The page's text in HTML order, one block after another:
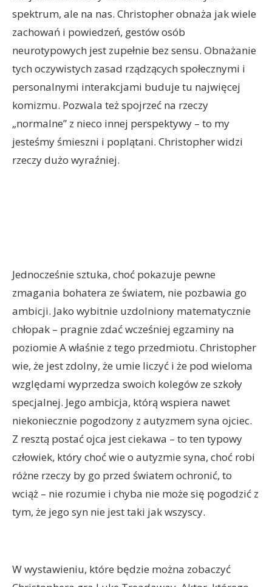
spektrum, ale na nas. Christopher obnaża jak wiele
zachowań i powiedzeń, gestów osób
neurotypowych jest zupełnie bez sensu. Obnażanie
tych oczywistych zasad rządzących społecznymi i
personalnymi interakcjami buduje tu najwięcej
komizmu. Pozwala też spojrzeć na rzeczy
„normalne” z nieco innej perspektywy – to my
jesteśmy śmieszni i poplątani. Christopher widzi
rzeczy dużo wyraźniej.
Jednocześnie sztuka, choć pokazuje pewne
zmagania bohatera ze światem, nie pozbawia go
ambicji. Jako wybitnie uzdolniony matematycznie
chłopak – pragnie zdać wcześniej egzaminy na
poziomie A właśnie z tego przedmiotu. Christopher
wie, że jest zdolny, że umie liczyć i że pod wieloma
względami wyprzedza swoich kolegów ze szkoły
specjalnej. Jego ambicja, którą wspiera nawet
niekoniecznie pogodzony z autyzmem syna ojciec.
Z resztą postać ojca jest ciekawa – to ten typowy
człowiek, który choć wie o autyzmie syna, choć robi
różne rzeczy by go przed światem ochronić, to
wciąż – nie rozumie i chyba nie może się pogodzić z
tym, że jego syn nie jest taki jak wszyscy.
W wystawieniu, które będzie można zobaczyć